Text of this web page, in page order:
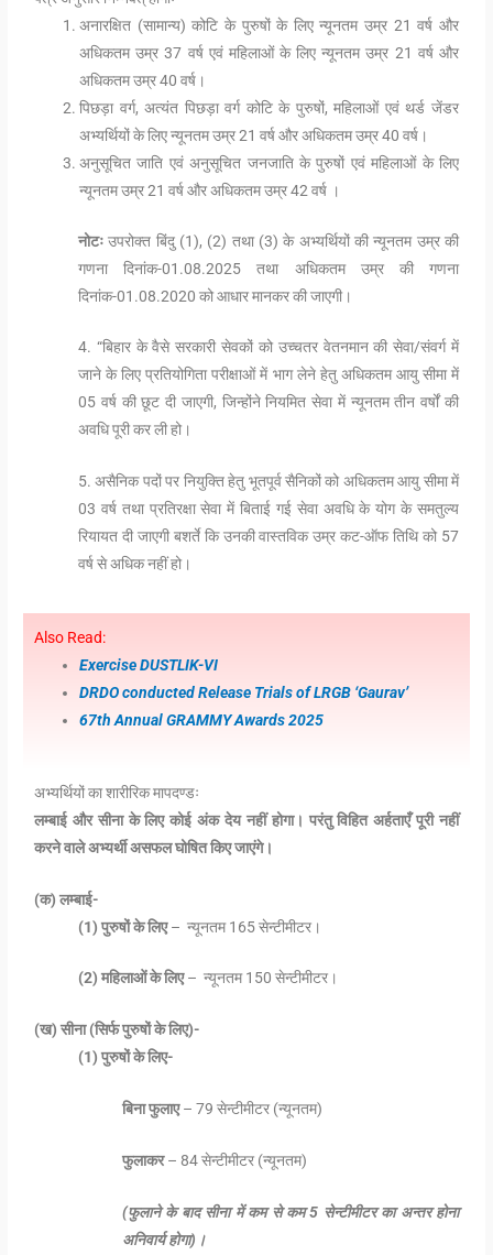
अनारक्षित (सामान्य) कोटि के पुरुषों के लिए न्यूनतम उम्र 21 वर्ष और
अधिकतम उम्र 37 वर्ष एवं महिलाओं के लिए न्यूनतम उम्र 21 वर्ष और
अधिकतम उम्र 40 वर्ष।
पिछड़ा वर्ग, अत्यंत पिछड़ा वर्ग कोटि के पुरुषों, महिलाओं एवं थर्ड जेंडर
अभ्यर्थियों के लिए न्यूनतम उम्र 21 वर्ष और अधिकतम उम्र 40 वर्ष।
अनुसूचित जाति एवं अनुसूचित जनजाति के पुरुषों एवं महिलाओं के लिए
न्यूनतम उम्र 21 वर्ष और अधिकतम उम्र 42 वर्ष ।
नोटः उपरोक्त बिंदु (1), (2) तथा (3) के अभ्यर्थियों की न्यूनतम उम्र की
गणना दिनांक-01.08.2025 तथा अधिकतम उम्र की गणना
दिनांक-01.08.2020 को आधार मानकर की जाएगी।
4. “बिहार के वैसे सरकारी सेवकों को उच्चतर वेतनमान की सेवा/संवर्ग में
जाने के लिए प्रतियोगिता परीक्षाओं में भाग लेने हेतु अधिकतम आयु सीमा में
05 वर्ष की छूट दी जाएगी, जिन्होंने नियमित सेवा में न्यूनतम तीन वर्षों की
अवधि पूरी कर ली हो।
5. असैनिक पदों पर नियुक्ति हेतु भूतपूर्व सैनिकों को अधिकतम आयु सीमा में
03 वर्ष तथा प्रतिरक्षा सेवा में बिताई गई सेवा अवधि के योग के समतुल्य
रियायत दी जाएगी बशर्ते कि उनकी वास्तविक उम्र कट-ऑफ तिथि को 57
वर्ष से अधिक नहीं हो।
Also Read:
Exercise DUSTLIK-VI
DRDO conducted Release Trials of LRGB ‘Gaurav’
67th Annual GRAMMY Awards 2025
अभ्यर्थियों का शारीरिक मापदण्डः
लम्बाई और सीना के लिए कोई अंक देय नहीं होगा। परंतु विहित अर्हताएँ पूरी नहीं
करने वाले अभ्यर्थी असफल घोषित किए जाएंगे।
(क)लम्बाई-
(1) पुरुषों के लिए– न्यूनतम 165 सेन्टीमीटर।
(2) महिलाओं के लिए– न्यूनतम 150 सेन्टीमीटर।
(ख)सीना (सिर्फपुरुषोंकेलिए)-
(1) पुरुषों के लिए-
बिना फुलाए– 79 सेन्टीमीटर (न्यूनतम)
फुलाकर– 84 सेन्टीमीटर (न्यूनतम)
(फुलाने के बाद सीना में कम से कम 5 सेन्टीमीटर का अन्तर होना
अनिवार्य होगा)।